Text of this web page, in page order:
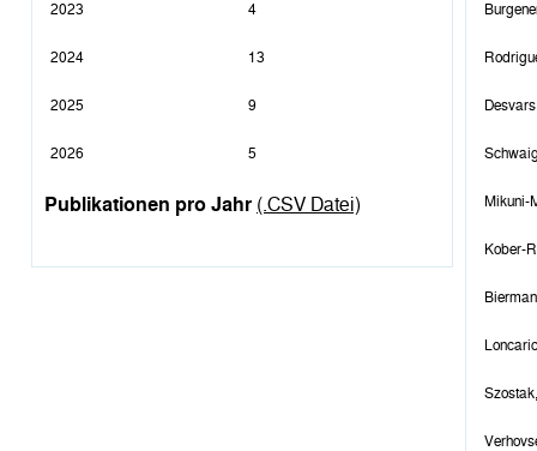
Publikationen pro Jahr (.CSV Datei)
2023 4
2024 13
2025 9
2026 5
Mikuni-
Kober-